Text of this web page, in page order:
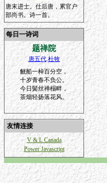
唐末进士。仕后唐，累官户
部尚书。诗一首。
每日一诗词
题禅院
唐五代.杜牧
觥船一棹百分空，
十岁青春不负公。
今日鬓丝禅榻畔，
茶烟轻扬落花风。
友情连接
V & L Canada
Power Javascript